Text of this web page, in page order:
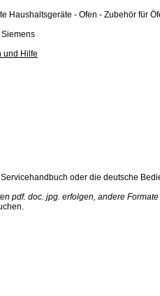
Haushaltsgeräte - Ofen - Zubehör für
und Hilfe
oder die deutsche
pdf. doc. jpg. erfolgen, andere